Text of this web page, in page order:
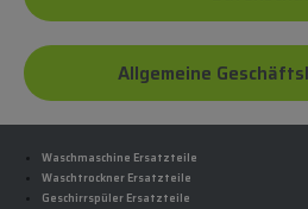
Allgemeine
Waschmaschine Ersatzteile
Waschtrockner Ersatzteile
Geschirrspüler Ersatzteile